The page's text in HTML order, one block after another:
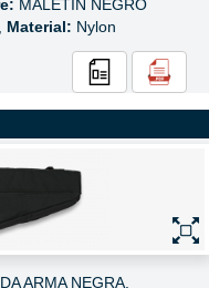
MALETÍN NEGRO
Material: Nylon
ARMA NEGRA,